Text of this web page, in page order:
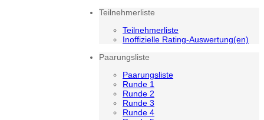
Teilnehmerliste
Teilnehmerliste
Inoffizielle Rating-Auswertung(en)
Paarungsliste
Paarungsliste
Runde 1
Runde 2
Runde 3
Runde 4